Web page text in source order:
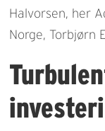
Halvorsen, her
Norge, Torbjørn